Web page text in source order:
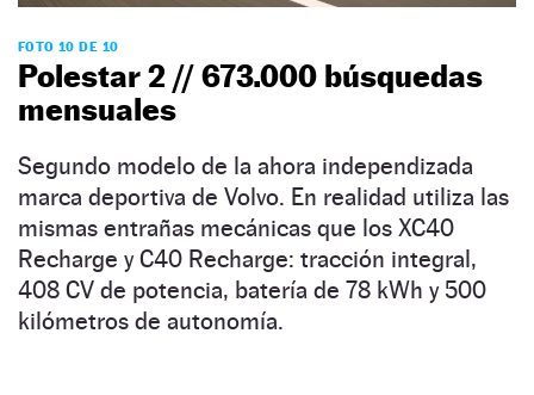
FOTO 10 DE 10
Polestar 2 // 673.000 búsquedas
mensuales
Segundo modelo de la ahora independizada
marca deportiva de Volvo. En realidad utiliza las
mismas entrañas mecánicas que los XC40
Recharge y C40 Recharge: tracción integral,
408 CV de potencia, batería de 78 kWh y 500
kilómetros de autonomía.